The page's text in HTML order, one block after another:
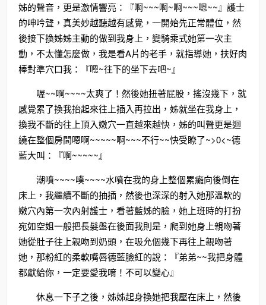
姊的聲音，更是激情響亮：『啊~~~啊~啊~~~嗯~~』護士
的呻吟聲，真美妙越聽越有感覺，一開始先正常體位，然
後接下換姊姊主動的做到我身上，變騎乘式她第一次主
動，不太懂怎麼做，我是看A片的老手，就指導她，扶好肉
棒對準穴口我：『嗯~往下的坐下去吧~』
喔~~啊~~~~太爽了！然後她扭著屁股，搖沒幾下，就
感覺累了換我抬起來往上插入再拉出，姊就坐在我身上，
換我不斷的往上頂入嫩穴一直越來越快，姊的叫聲更是迴
繞在整個房間嗯啊~~~~~啊~~~不行~~快受瞭了~>0<~德
藍大叫：『啊~~~~~』
潮噴~~~~噗~~~~水噴在我的身上整個累癱向後倒在
床上，我繼續不斷的抽插，然後也深深的射入她那溫軟的
嫩穴內第一次內射護士，看著藍姊的臉，她上班時的打扮
宛如空姐一般把長髮盤在後面我則是，爬到她身上親吻著
她從肚子往上親吻到奶頭，在吸允個幾下再往上親吻著
她，那粉紅的柔軟嘴唇德藍臉紅的說：『弟弟~~我把身體
都獻給你，一定要愛我唷！不可以變心』
休息一下子之後，姊姊起身換她把我壓在床上，然後